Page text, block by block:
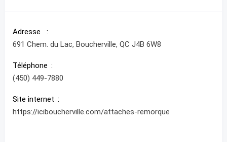
Adresse
691 Chem. du Lac, Boucherville, QC J4B 6W8
Téléphone
(450) 449-7880
Site internet
https://iciboucherville.com/attaches-remorque